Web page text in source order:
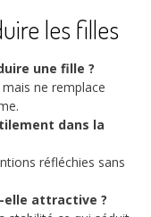
les filles
une fille ?
ne remplace
dans la
réfléchies sans
elle attractive ?